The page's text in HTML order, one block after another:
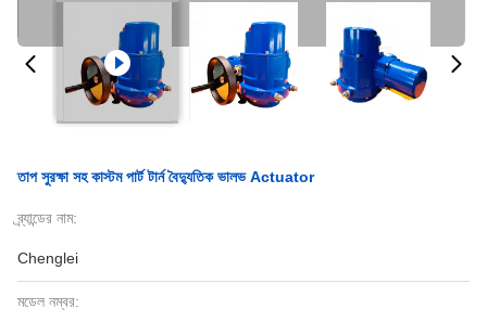
তাপ সুরক্ষা সহ কাস্টম পার্ট টার্ন বৈদ্যুতিক ভালভ Actuator
ব্র্যান্ডের নাম:
Chenglei
মডেল নম্বর: